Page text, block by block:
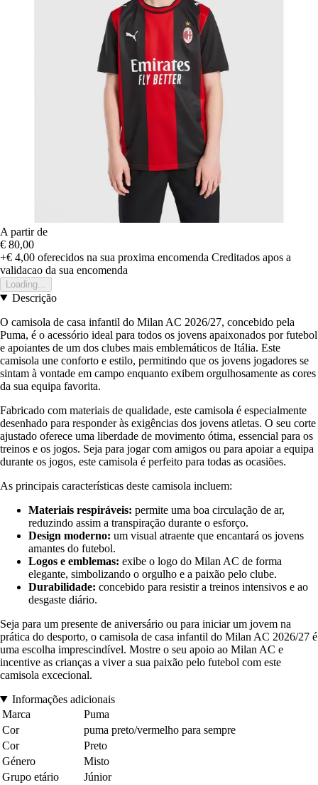
A partir de
€ 80,00
+€ 4,00 oferecidos na sua proxima encomenda Creditados apos a
validacao da sua encomenda
Loading...
Descrição
O camisola de casa infantil do Milan AC 2026/27, concebido pela
Puma, é o acessório ideal para todos os jovens apaixonados por futebol
e apoiantes de um dos clubes mais emblemáticos de Itália. Este
camisola une conforto e estilo, permitindo que os jovens jogadores se
sintam à vontade em campo enquanto exibem orgulhosamente as cores
da sua equipa favorita.
Fabricado com materiais de qualidade, este camisola é especialmente
desenhado para responder às exigências dos jovens atletas. O seu corte
ajustado oferece uma liberdade de movimento ótima, essencial para os
treinos e os jogos. Seja para jogar com amigos ou para apoiar a equipa
durante os jogos, este camisola é perfeito para todas as ocasiões.
As principais características deste camisola incluem:
Materiais respiráveis: permite uma boa circulação de ar,
reduzindo assim a transpiração durante o esforço.
Design moderno: um visual atraente que encantará os jovens
amantes do futebol.
Logos e emblemas: exibe o logo do Milan AC de forma
elegante, simbolizando o orgulho e a paixão pelo clube.
Durabilidade: concebido para resistir a treinos intensivos e ao
desgaste diário.
Seja para um presente de aniversário ou para iniciar um jovem na
prática do desporto, o camisola de casa infantil do Milan AC 2026/27 é
uma escolha imprescindível. Mostre o seu apoio ao Milan AC e
incentive as crianças a viver a sua paixão pelo futebol com este
camisola excecional.
Informações adicionais
Marca
Puma
Cor
puma preto/vermelho para sempre
Cor
Preto
Género
Misto
Grupo etário
Júnior